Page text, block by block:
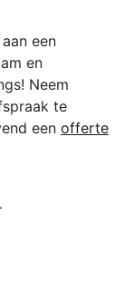
een
en
Neem
te
een offerte